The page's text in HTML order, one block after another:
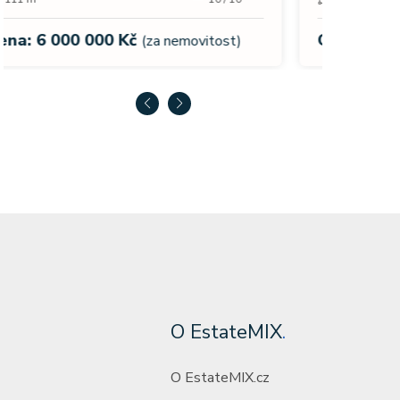
Cena: 13 990 000 Kč(za nemovitost)
O EstateMIX.
O EstateMIX.cz